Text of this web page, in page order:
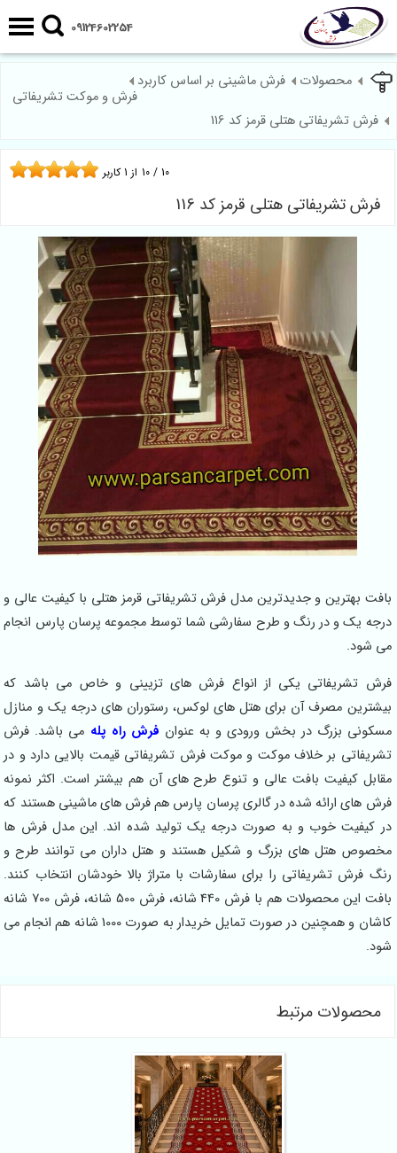
09124602254
محصولات فرش ماشینی بر اساس کاربرد
فرش و موکت تشریفاتی
فرش تشریفاتی هتلی قرمز کد 116
فرش تشریفاتی هتلی قرمز کد 116
10 / 10 از 1کاربر
بافت بهترین و جدیدترین مدل فرش تشریفاتی قرمز هتلی با کیفیت عالی و
درجه یک و در رنگ و طرح سفارشی شما توسط مجموعه پرسان پارس انجام
می شود.
فرش تشریفاتی یکی از انواع فرش های تزیینی و خاص می باشد که
بیشترین مصرف آن برای هتل های لوکس، رستوران های درجه یک و منازل
مسکونی بزرگ در بخش ورودی و به عنوان فرش راه پله می باشد. فرش
تشریفاتی بر خلاف موکت و موکت فرش تشریفاتی قیمت بالایی دارد و در
مقابل کیفیت بافت عالی و تنوع طرح های آن هم بیشتر است. اکثر نمونه
فرش های ارائه شده در گالری پرسان پارس هم فرش های ماشینی هستند که
در کیفیت خوب و به صورت درجه یک تولید شده اند. این مدل فرش ها
مخصوص هتل های بزرگ و شکیل هستند و هتل داران می توانند طرح و
رنگ فرش تشریفاتی را برای سفارشات با متراژ بالا خودشان انتخاب کنند.
بافت این محصولات هم با فرش 440 شانه، فرش 500 شانه، فرش 700 شانه
کاشان و همچنین در صورت تمایل خریدار به صورت 1000 شانه هم انجام می
شود.
محصولات مرتبط